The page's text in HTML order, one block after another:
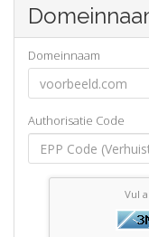
Domeinnaam
Authorisatie Code
Vul